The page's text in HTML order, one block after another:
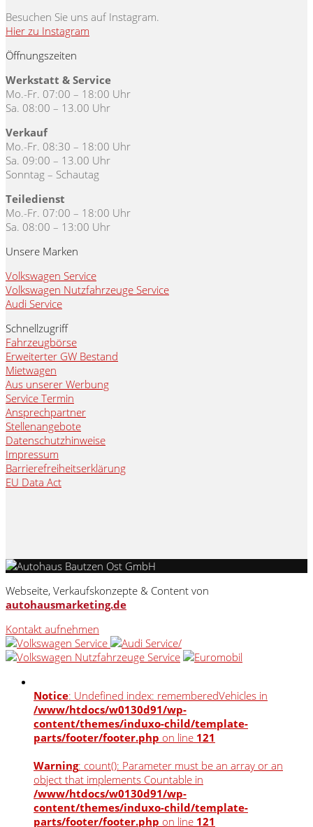
Besuchen Sie uns auf Instagram.
Hier zu Instagram
Öffnungszeiten
Werkstatt & Service
Mo.-Fr. 07:00 – 18:00 Uhr
Sa. 08:00 – 13.00 Uhr
Verkauf
Mo.-Fr. 08:30 – 18:00 Uhr
Sa. 09:00 – 13.00 Uhr
Sonntag – Schautag
Teiledienst
Mo.-Fr. 07:00 – 18:00 Uhr
Sa. 08:00 – 13:00 Uhr
Unsere Marken
Volkswagen Service
Volkswagen Nutzfahrzeuge Service
Audi Service
Schnellzugriff
Fahrzeugbörse
Erweiterter GW Bestand
Mietwagen
Aus unserer Werbung
Service Termin
Ansprechpartner
Stellenangebote
Datenschutzhinweise
Impressum
Barrierefreiheitserklärung
EU Data Act
Webseite, Verkaufskonzepte & Content von
autohausmarketing.de
Kontakt aufnehmen
Notice: Undefined index: rememberedVehicles in
/www/htdocs/w0130d91/wp-
content/themes/induxo-child/template-
parts/footer/footer.php on line 121
Warning: count(): Parameter must be an array or an
object that implements Countable in
/www/htdocs/w0130d91/wp-
content/themes/induxo-child/template-
parts/footer/footer.php on line 121